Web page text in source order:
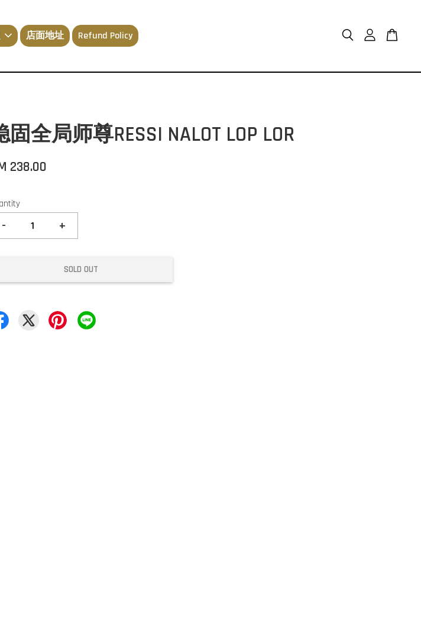
店面地址 Refund Policy
固全局师尊RESSI NALOT LOP LOR
238.00
- +
SOLD OUT